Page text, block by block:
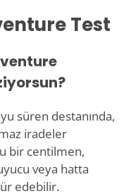
Test
süren destanında,
iradeler
bir centilmen,
veya hatta
edebilir.